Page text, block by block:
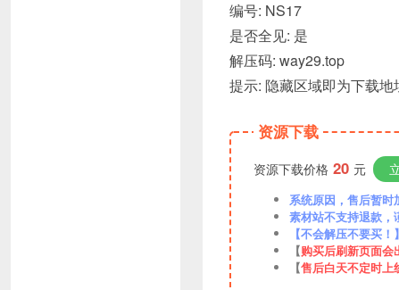
编号: NS17
是否全见: 是
解压码: way29.top
提示: 隐藏区域即为下载
资源下载
资源下载价格 20 元
系统原因，售后暂时
素材站不支持退款，
【不会解压不要买
【购买后刷新页面会
【售后白天不定时上